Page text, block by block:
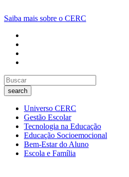
Saiba mais sobre o CERC
search
Universo CERC
Gestão Escolar
Tecnologia na Educação
Educação Socioemocional
Bem-Estar do Aluno
Escola e Família